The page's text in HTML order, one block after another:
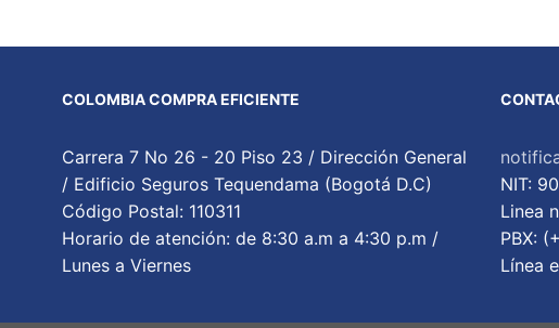
COLOMBIA COMPRA EFICIENTE
Carrera 7 No 26 - 20 Piso 23 / Dirección General
/ Edificio Seguros Tequendama (Bogotá D.C)
Código Postal: 110311
Horario de atención: de 8:30 a.m a 4:30 p.m /
Lunes a Viernes
NIT:
Linea
PBX:
Lí­nea